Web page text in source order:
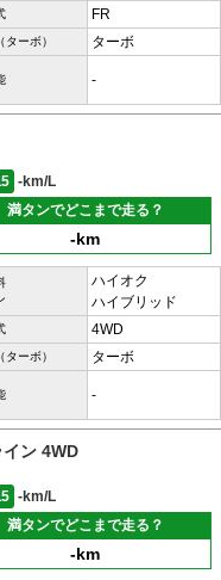
FR
ターボ） ターボ
-
-km/L
満タンでどこまで走る？
-km
ハイオク
ハイブリッド
4WD
ターボ） ターボ
-
ン 4WD
-km/L
満タンでどこまで走る？
-km